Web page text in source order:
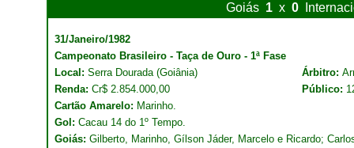
Goiás 1 x 0
31/Janeiro/1982
Campeonato Brasileiro - Taça de Ouro - 1ª Fase
Local: Serra Dourada (Goiânia) Árbitro:
Renda: Cr$ 2.854.000,00 Público:
Cartão Amarelo: Marinho.
Gol: Cacau 14 do 1º Tempo.
Goiás: Gilberto, Marinho, Gílson Jáder, Marcelo e Ricardo;